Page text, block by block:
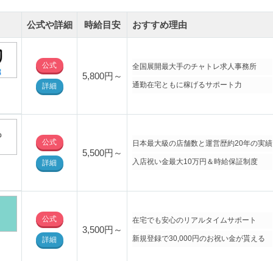
公式や詳細 時給目安 おすすめ理由
公式
詳細
5,800円～
全国展開最大手のチャトレ求人事務所
通勤在宅ともに稼げるサポート力
公式
詳細
5,500円～
日本最大級の店舗数と運営歴約20年の実績
入店祝い金最大10万円＆時給保証制度
公式
詳細
3,500円～
在宅でも安心のリアルタイムサポート
新規登録で30,000円のお祝い金が貰える